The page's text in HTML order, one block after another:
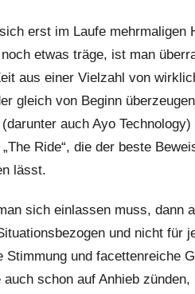
erst im Laufe mehrmaligen
etwas träge, ist man
aus einer Vielzahl von
gleich von Beginn
auch Ayo
Ride“, die der beste
lässt.
sich einlassen muss, dann
und nicht für
und facettenreiche
schon auf Anhieb